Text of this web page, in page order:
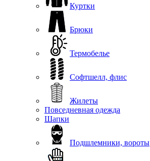
Куртки
Брюки
Термобелье
Софтшелл, флис
Жилеты
Повседневная одежда
Шапки
Подшлемники, вороты